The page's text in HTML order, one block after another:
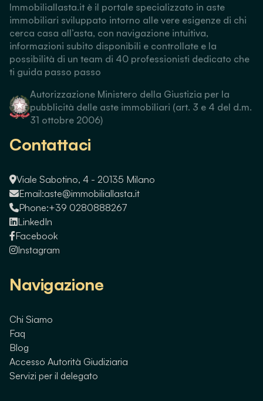
Immobiliallasta.it è il portale specializzato in aste
immobiliari sviluppato intorno alle vere esigenze di chi
cerca casa all’asta, con navigazione intuitiva,
informazioni subito disponibili e controllate e la
possibilità di un team di 40 professionisti dedicato che
ti guida passo passo
Autorizzazione Ministero della Giustizia per la
pubblicità delle aste immobiliari (art. 3 e 4 del d.m.
31 ottobre 2006)
Contattaci
Viale Sabotino, 4 - 20135 Milano
Email:aste@immobiliallasta.it
Phone:+39 0280888267
LinkedIn
Facebook
Instagram
Navigazione
Chi Siamo
Faq
Blog
Accesso Autorità Giudiziaria
Servizi per il delegato